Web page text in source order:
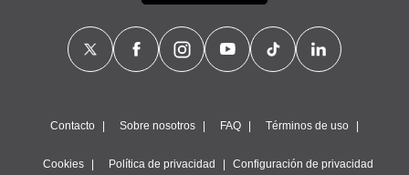
Contacto Sobre nosotros FAQ Términos de uso
Cookies Política de privacidad Configuración de privacidad